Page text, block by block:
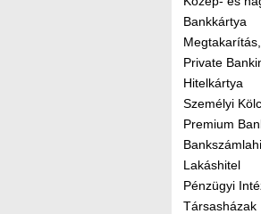
Bankkártya
Private
Hitelkártya
Személyi
Premium
Lakáshitel
Pénzügyi
Társasházak